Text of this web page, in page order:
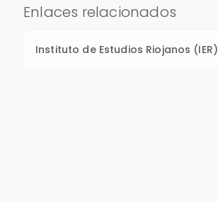
Enlaces relacionados
Instituto de Estudios Riojanos (IER)